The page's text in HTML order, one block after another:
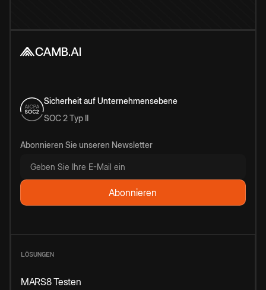
Sicherheit auf Unternehmensebene
SOC 2 Typ II
Abonnieren Sie unseren Newsletter
LÖSUNGEN
MARS8 Testen